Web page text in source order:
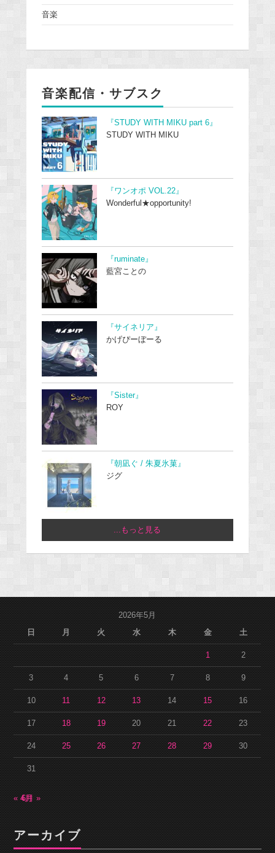
音楽
音楽配信・サブスク
『STUDY WITH MIKU part 6』
STUDY WITH MIKU
『ワンオポ VOL.22』
Wonderful★opportunity!
『ruminate』
藍宮ことの
『サイネリア』
かげぴーぼーる
『Sister』
ROY
『朝凪ぐ / 朱夏氷菓』
ジグ
...もっと見る
2026年5月
日
月 火 水 木 金 土
1 2
3 4 5 6 7 8 9
10 11 12 13 14 15 16
17 18 19 20 21 22 23
24 25 26 27 28 29 30
31
« 4月6月 »
アーカイブ